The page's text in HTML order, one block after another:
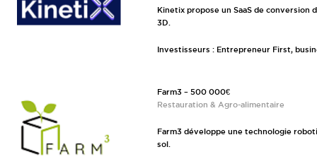
Kinetix propose un SaaS de conversion
3D.
Investisseurs : Entrepreneur First,
Farm3 – 500 000€
Restauration & Agro-alimentaire
Farm3 développe une technologie
sol.